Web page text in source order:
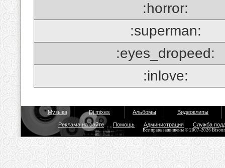
:horror:
:superman:
:eyes_dropeed:
:inlove:
Музыка Dj mixes Альбомы Видеоклипы
Реклама на сайте Помощь Администрация Служба
Все права защищены © 2007-2026